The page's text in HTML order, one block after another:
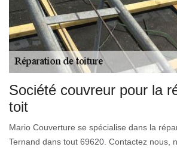
Société couvreur pour la
toit
Mario Couverture se spécialise dans la
Ternand dans tout 69620. Contactez nous,